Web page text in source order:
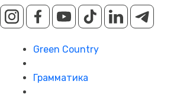
Green Country
Грамматика